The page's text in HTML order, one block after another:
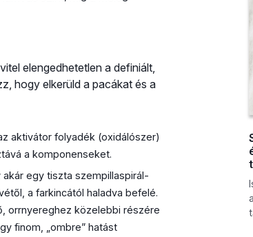
elengedhetetlen a definiált,
hogy elkerüld a pacákat és a
aktivátor folyadék (oxidálószer)
a komponenseket.
egy tiszta szempillaspirál-
a farkincától haladva befelé.
orrnyereghez közelebbi részére
finom, „ombre” hatást